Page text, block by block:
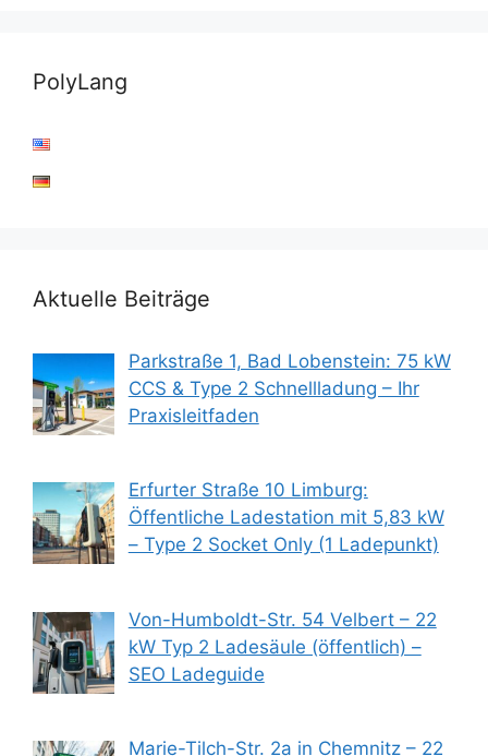
PolyLang
Aktuelle Beiträge
Parkstraße 1, Bad Lobenstein: 75 kW
CCS & Type 2 Schnellladung – Ihr
Praxisleitfaden
Erfurter Straße 10 Limburg:
Öffentliche Ladestation mit 5,83 kW
– Type 2 Socket Only (1 Ladepunkt)
Von-Humboldt-Str. 54 Velbert – 22
kW Typ 2 Ladesäule (öffentlich) –
SEO Ladeguide
Marie-Tilch-Str. 2a in Chemnitz – 22